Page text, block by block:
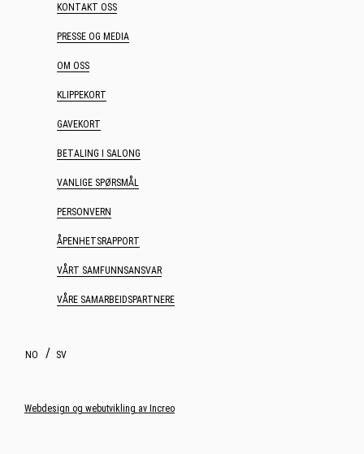
KONTAKT OSS
PRESSE OG MEDIA
OM OSS
KLIPPEKORT
GAVEKORT
BETALING I SALONG
VANLIGE SPØRSMÅL
PERSONVERN
ÅPENHETSRAPPORT
VÅRT SAMFUNNSANSVAR
VÅRE SAMARBEIDSPARTNERE
NO SV
Webdesign og webutvikling av Increo